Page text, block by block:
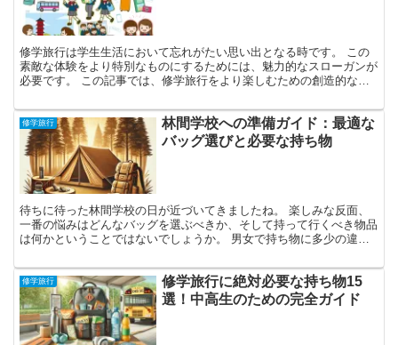
修学旅行は学生生活において忘れがたい思い出となる時です。 この
素敵な体験をより特別なものにするためには、魅力的なスローガンが
必要です。 この記事では、修学旅行をより楽しむための創造的なス
修学旅行
林間学校への準備ガイド：最適な
バッグ選びと必要な持ち物
待ちに待った林間学校の日が近づいてきましたね。 楽しみな反面、
一番の悩みはどんなバッグを選ぶべきか、そして持って行くべき物品
は何かということではないでしょうか。 男女で持ち物に多少の違い
修学旅行
修学旅行に絶対必要な持ち物15
選！中高生のための完全ガイド